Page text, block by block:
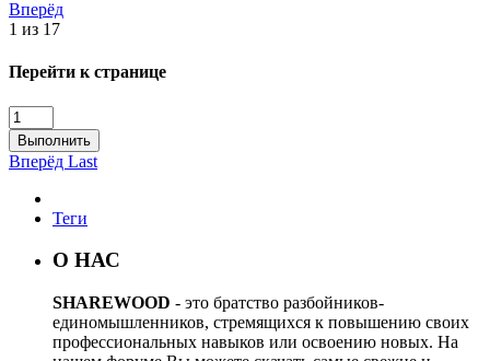
Вперёд
1 из 17
Перейти к странице
Выполнить
Вперёд Last
Теги
О НАС
SHAREWOOD - это братство разбойников-
единомышленников, стремящихся к повышению своих
профессиональных навыков или освоению новых. На